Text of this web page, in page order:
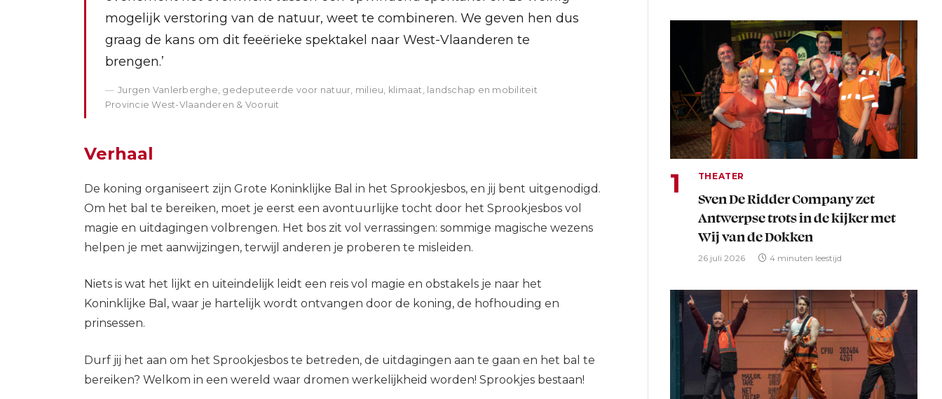
mogelijk verstoring van de natuur, weet te combineren. We geven hen dus
graag de kans om dit feeërieke spektakel naar West-Vlaanderen te
brengen.’
Jurgen Vanlerberghe, gedeputeerde voor natuur, milieu, klimaat, landschap en mobiliteit
Provincie West-Vlaanderen & Vooruit
Verhaal
De koning organiseert zijn Grote Koninklijke Bal in het Sprookjesbos, en jij bent uitgenodigd.
Om het bal te bereiken, moet je eerst een avontuurlijke tocht door het Sprookjesbos vol
magie en uitdagingen volbrengen. Het bos zit vol verrassingen: sommige magische wezens
helpen je met aanwijzingen, terwijl anderen je proberen te misleiden.
Niets is wat het lijkt en uiteindelijk leidt een reis vol magie en obstakels je naar het
Koninklijke Bal, waar je hartelijk wordt ontvangen door de koning, de hofhouding en
prinsessen.
Durf jij het aan om het Sprookjesbos te betreden, de uitdagingen aan te gaan en het bal te
bereiken? Welkom in een wereld waar dromen werkelijkheid worden! Sprookjes bestaan!
THEATER
Sven De Ridder Company zet
Antwerpse trots in de kijker met
Wij van de Dokken
26 juli 2026 4 minuten leestijd